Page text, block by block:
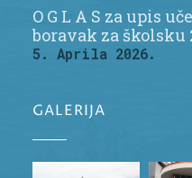
O G L A S za upis
boravak za školsku
5. Aprila 2026.
GALERIJA